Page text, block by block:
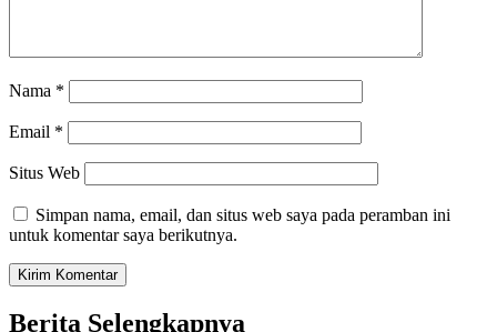
Nama *
Email *
Situs Web
Simpan nama, email, dan situs web saya pada peramban ini
untuk komentar saya berikutnya.
Berita Selengkapnya